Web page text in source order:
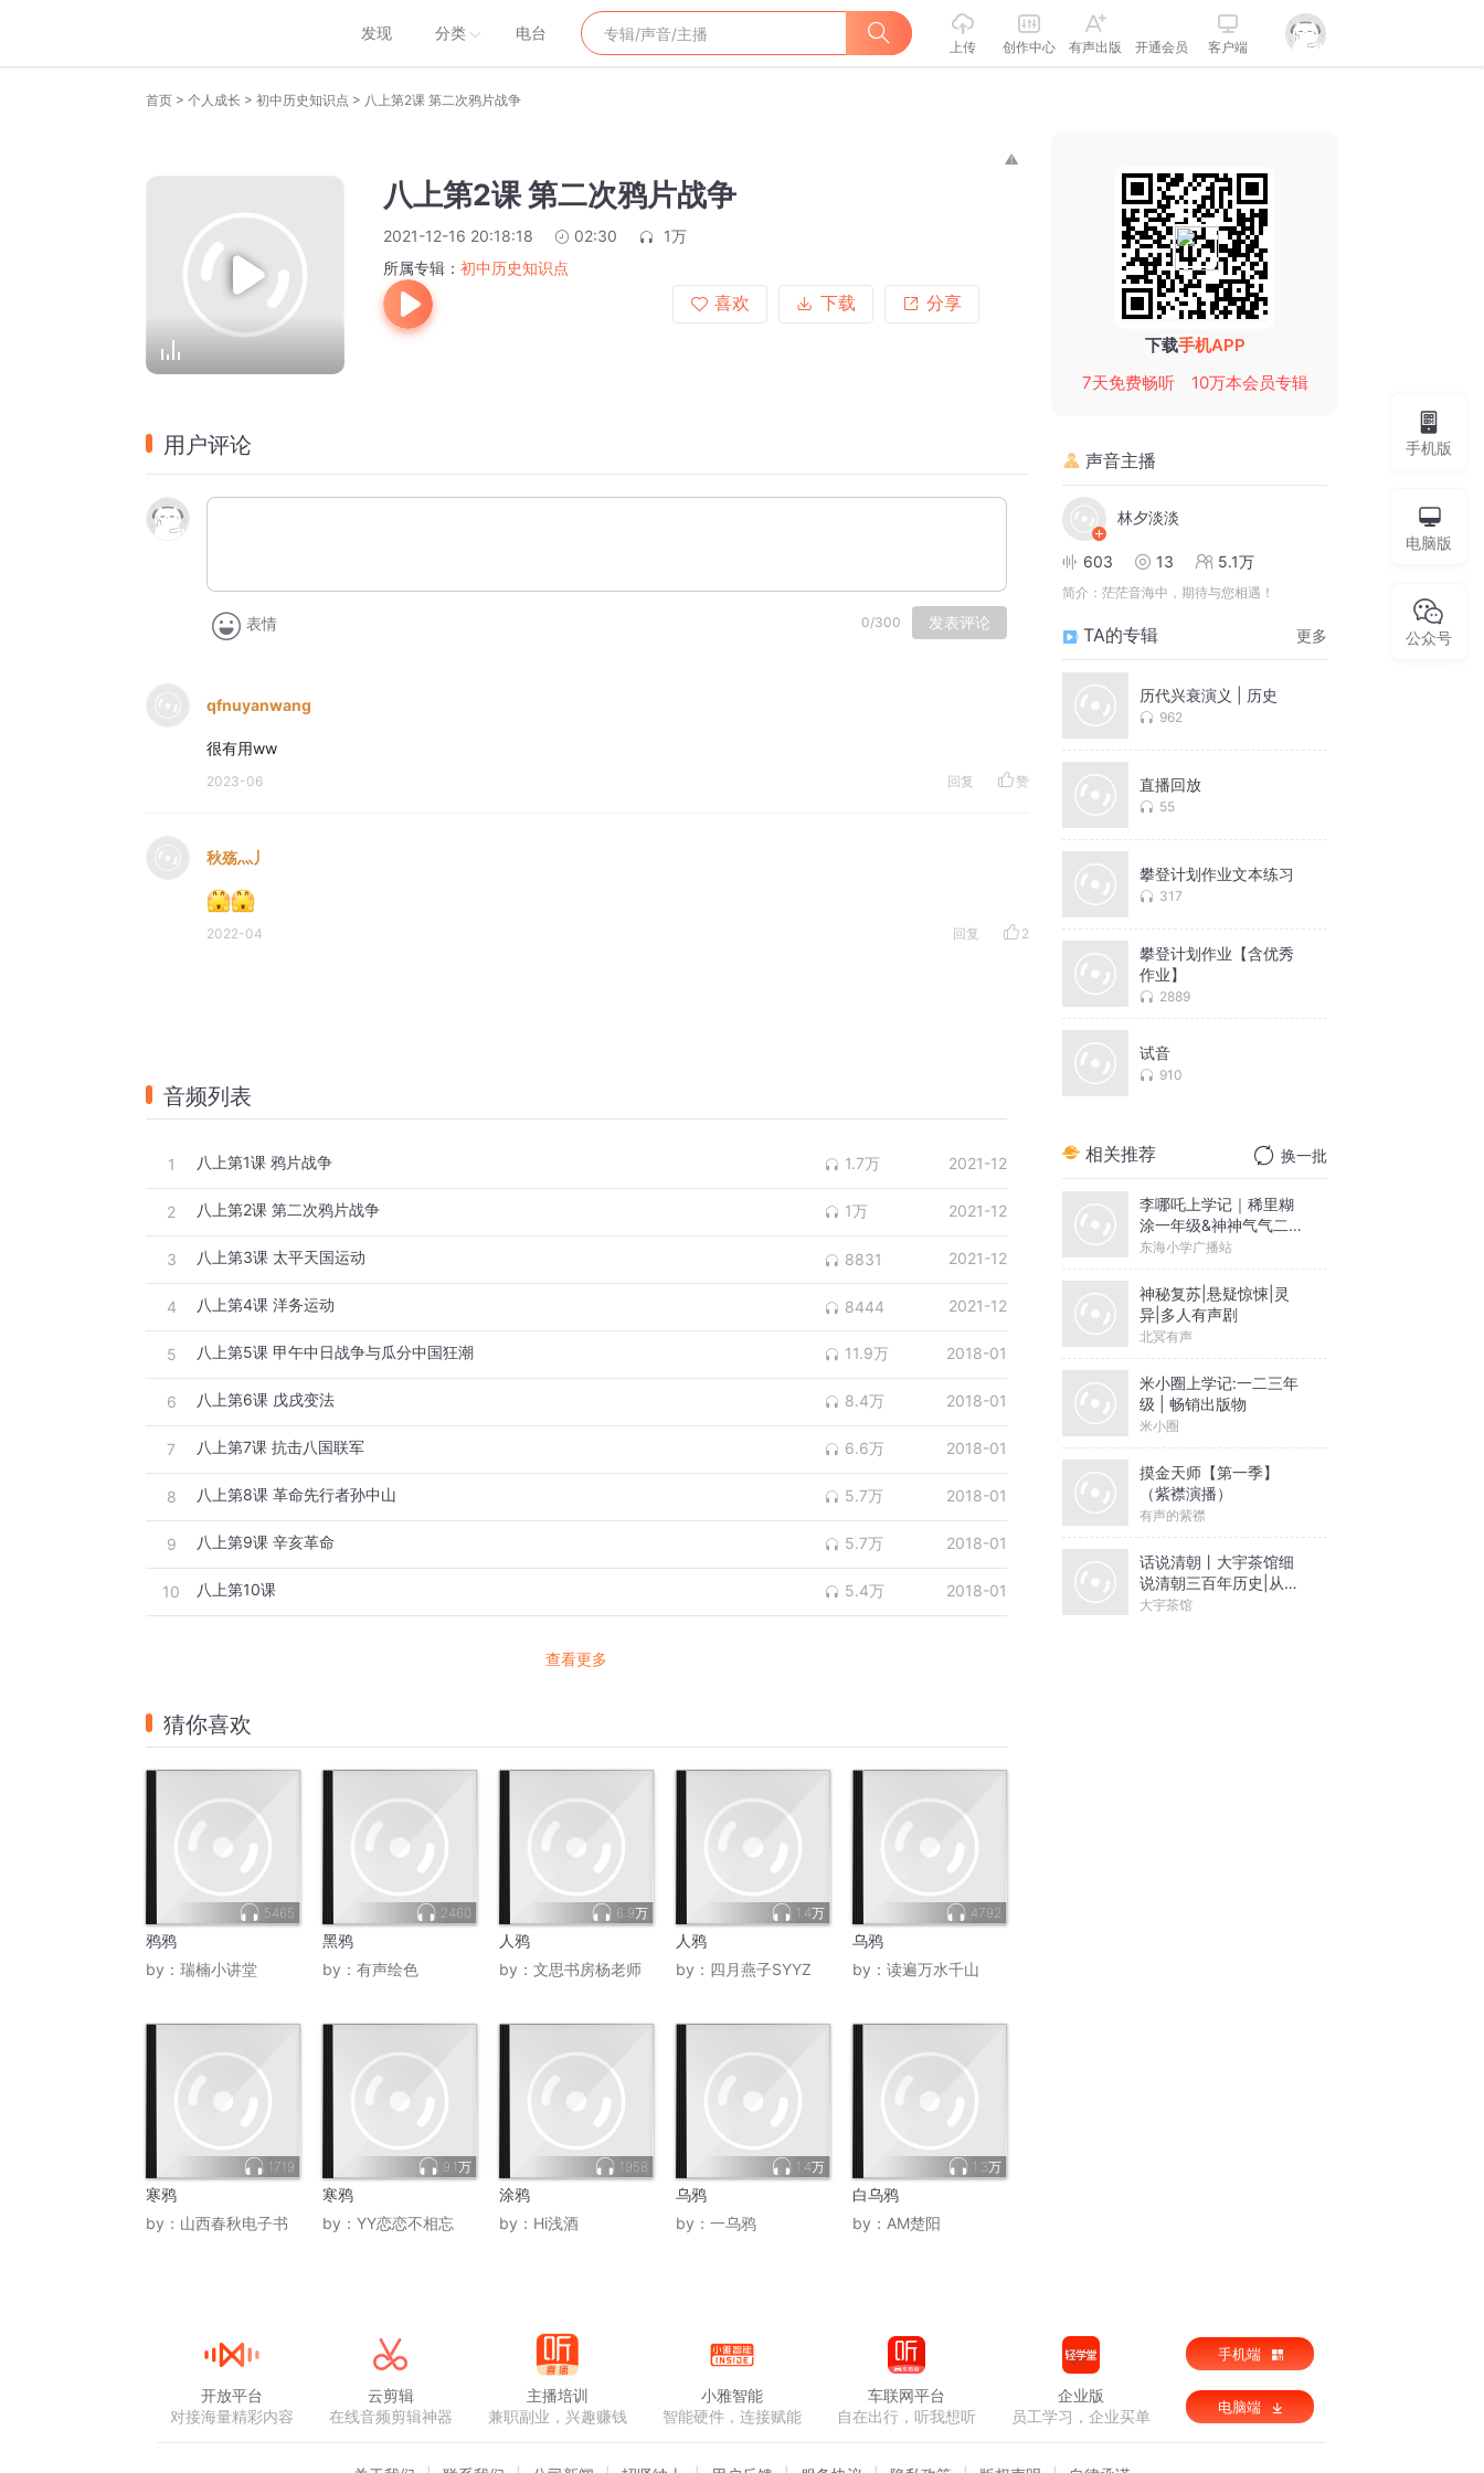
发现 分类 电台
上传 创作中心 有声出版 开通会员 客户端
首页 > 个人成长 > 初中历史知识点 > 八上第2课 第二次鸦片战争
八上第2课 第二次鸦片战争
2021-12-16 20:18:18 02:30
1万
所属专辑： 初中历史知识点
喜欢
下载 分享
用户评论
表情 0/300 发表评论
qfnuyanwang
很有用ww
2023-06 回复 赞
秋殇灬丿
2022-04 回复 2
音频列表
1 八上第1课 鸦片战争 1.7万 2021-12
2 八上第2课 第二次鸦片战争 1万 2021-12
3 八上第3课 太平天国运动 8831 2021-12
4 八上第4课 洋务运动 8444 2021-12
5 八上第5课 甲午中日战争与瓜分中国狂潮 11.9万 2018-01
6 八上第6课 戊戌变法 8.4万 2018-01
7 八上第7课 抗击八国联军 6.6万 2018-01
8 八上第8课 革命先行者孙中山 5.7万 2018-01
9 八上第9课 辛亥革命 5.7万 2018-01
10 八上第10课 5.4万 2018-01
查看更多
猜你喜欢
5465
鸦鸦
by： 瑞楠小讲堂
2460
黑鸦
by： 有声绘色
6.9万
人鸦
by： 文思书房杨老师
1.4万
人鸦
by： 四月燕子SYYZ
4792
乌鸦
by： 读遍万水千山
1719
寒鸦
by： 山西春秋电子书
9.1万
寒鸦
by： YY恋恋不相忘
1958
涂鸦
by： Hi浅酒
1.4万
乌鸦
by： 一乌鸦
1.3万
白乌鸦
by： AM楚阳
下载手机APP
7天免费畅听
10万本会员专辑
声音主播
林夕淡淡
603 13 5.1万
简介： 茫茫音海中，期待与您相遇！
TA的专辑 更多
历代兴衰演义 | 历史
962
直播回放
55
攀登计划作业文本练习
317
攀登计划作业【含优秀
作业】
2889
试音
910
相关推荐 换一批
李哪吒上学记｜稀里糊
涂一年级&神神气气二年
级
东海小学广播站
神秘复苏|悬疑惊悚|灵
异|多人有声剧
北冥有声
米小圈上学记:一二三年
级 | 畅销出版物
米小圈
摸金天师【第一季】
（紫襟演播）
有声的紫襟
话说清朝丨大宇茶馆细
说清朝三百年历史|从努
尔哈赤到末代皇帝溥仪|
大宇茶馆
手机版
电脑版
公众号
开放平台
对接海量精彩内容
云剪辑
在线音频剪辑神器
主播培训
兼职副业，兴趣赚钱
小雅智能
智能硬件，连接赋能
车联网平台
自在出行，听我想听
企业版
员工学习，企业买单
手机端
电脑端